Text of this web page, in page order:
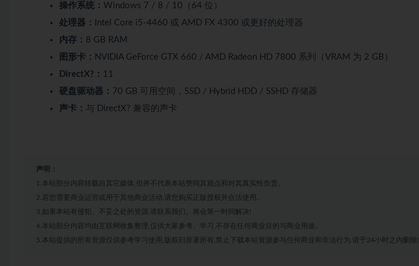
操作系统： Windows 7 / 8 / 10（64 位）
处理器：
Intel Core i5-4460 或 AMD FX 4300 或更好的处理器
内存： 8 GB RAM
图形卡： NVIDIA GeForce GTX 660 / AMD Radeon HD 7800 系列（VRAM 为 2 GB）
DirectX?： 11
硬盘驱动器： 70 GB 可用空间，SSD / Hybrid HDD / SSHD 存储器
声卡： 与 DirectX? 兼容的声卡
声明：
1.本站部分内容转载自其它媒体,但并不代表本站赞同其观点和对其真实性负责。
2.若您需要商业运营或用于其他商业活动,请您购买正版授权并合法使用。
3.如果本站有侵犯、不妥之处的资源,请联系我们。将会第一时间解决!
4.本站部分内容均由互联网收集整理,仅供大家参考、学习,不存在任何商业目的与商业用途。
5.本站提供的所有资源仅供参考学习使用,版权归原著所有,禁止下载本站资源参与任何商业和非法行为,请于24小时之内删除!